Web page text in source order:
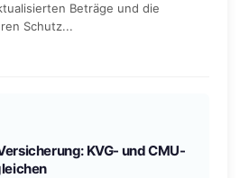
Beträge und die
Schutz...
KVG- und CMU-